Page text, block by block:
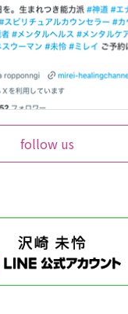
follow us